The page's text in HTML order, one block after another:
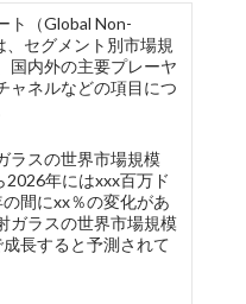
ト（Global Non-
セグメント別市場規
国内外の主要プレーヤ
ャネルなどの項目につ
ラスの世界市場規模
年にはxxx百万ド
間にxx％の変化があ
ガラスの世界市場規模
長すると予測されて